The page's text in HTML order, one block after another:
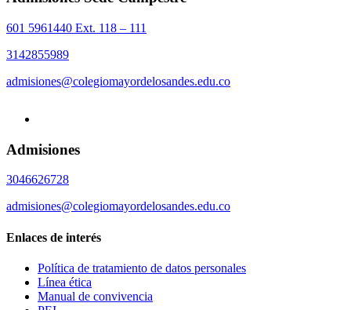
601 5961440 Ext. 118 – 111
3142855989
admisiones@colegiomayordelosandes.edu.co
Admisiones
3046626728
admisiones@colegiomayordelosandes.edu.co
Enlaces de interés
Política de tratamiento de datos personales
Línea ética
Manual de convivencia